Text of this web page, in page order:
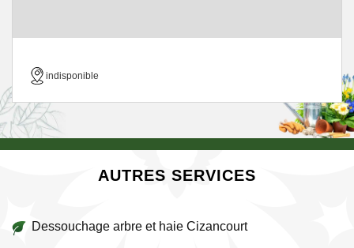
indisponible
AUTRES SERVICES
Dessouchage arbre et haie Cizancourt